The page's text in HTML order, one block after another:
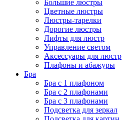
Большие люстры
Цветные люстры
Люстры-тарелки
Дорогие люстры
Лифты для люстр
Управление светом
Аксессуары для люстр
Плафоны и абажуры
Бра
Бра с 1 плафоном
Бра с 2 плафонами
Бра с 3 плафонами
Подсветка для зеркал